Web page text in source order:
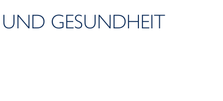
AuswirkungenGESUNDHEIT